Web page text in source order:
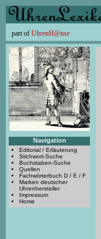
part of UhrenH@nse
Navigation
Editorial / Erläuterung
Stichwort-Suche
Buchstaben-Suche
Quellen
Fachwörterbuch D / E / F
Marken deutscher
Uhrenhersteller
Impressum
Home